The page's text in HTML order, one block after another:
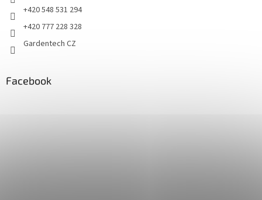
+420 548 531 294
+420 777 228 328
Gardentech CZ
Facebook